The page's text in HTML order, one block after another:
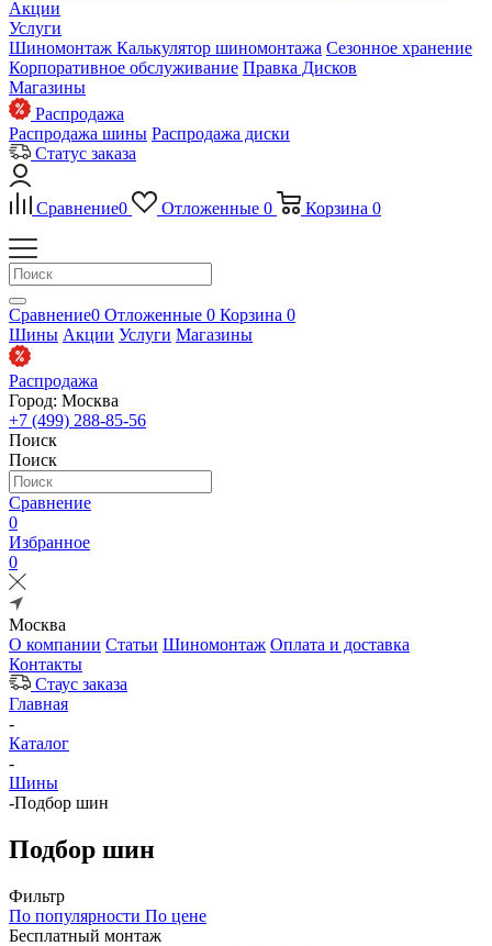
Акции
Услуги
Шиномонтаж Калькулятор шиномонтажа Сезонное хранение
Корпоративное обслуживание Правка Дисков
Магазины
Распродажа
Распродажа шины Распродажа диски
Статус заказа
Сравнение0 Отложенные 0 Корзина 0
Сравнение0 Отложенные 0 Корзина 0
Шины Акции Услуги Магазины
Распродажа
Город: Москва
+7 (499) 288-85-56
Поиск
Поиск
Сравнение
0
Избранное
0
Москва
О компании Статьи Шиномонтаж Оплата и доставка
Контакты
Стаус заказа
Главная
-
Каталог
-
Шины
-Подбор шин
Подбор шин
Фильтр
По популярности По цене
Бесплатный монтаж